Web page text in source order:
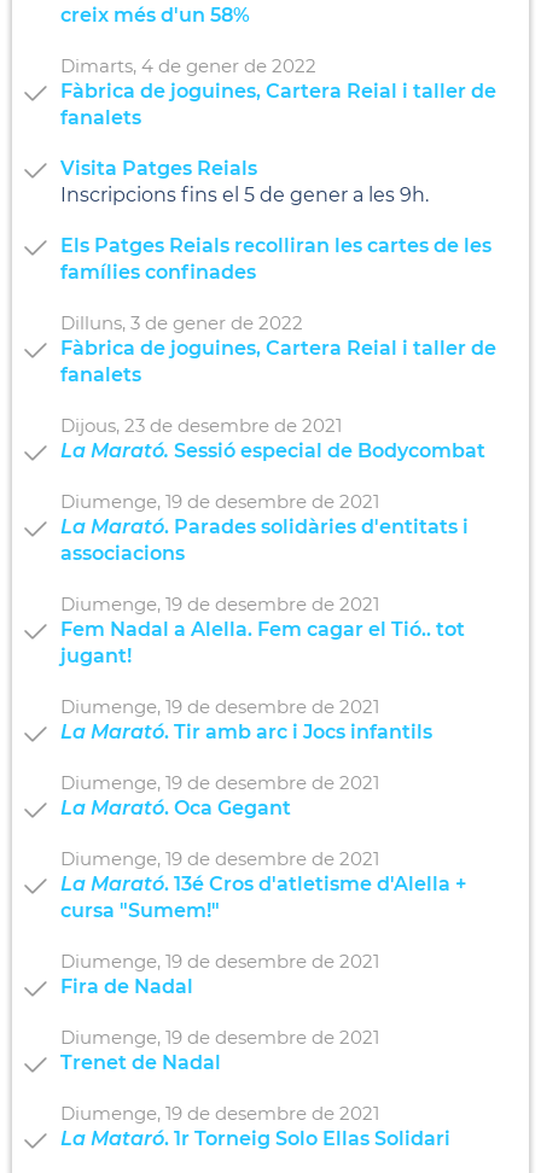
creix més d'un 58%
Dimarts, 4 de gener de 2022
Fàbrica de joguines, Cartera Reial i taller de
fanalets
Visita Patges Reials
Inscripcions fins el 5 de gener a les 9h.
Els Patges Reials recolliran les cartes de les
famílies confinades
Dilluns, 3 de gener de 2022
Fàbrica de joguines, Cartera Reial i taller de
fanalets
Dijous, 23 de desembre de 2021
La Marató. Sessió especial de Bodycombat
Diumenge, 19 de desembre de 2021
La Marató. Parades solidàries d'entitats i
associacions
Diumenge, 19 de desembre de 2021
Fem Nadal a Alella. Fem cagar el Tió.. tot
jugant!
Diumenge, 19 de desembre de 2021
La Marató. Tir amb arc i Jocs infantils
Diumenge, 19 de desembre de 2021
La Marató. Oca Gegant
Diumenge, 19 de desembre de 2021
La Marató. 13é Cros d'atletisme d'Alella +
cursa "Sumem!"
Diumenge, 19 de desembre de 2021
Fira de Nadal
Diumenge, 19 de desembre de 2021
Trenet de Nadal
Diumenge, 19 de desembre de 2021
La Mataró. 1r Torneig Solo Ellas Solidari